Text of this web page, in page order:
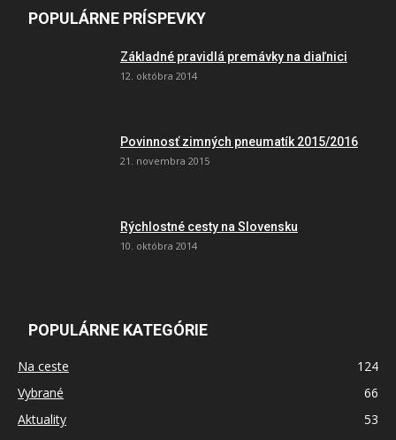
POPULÁRNE PRÍSPEVKY
Základné pravidlá premávky na diaľnici
12. októbra 2014
Povinnosť zimných pneumatík 2015/2016
21. novembra 2015
Rýchlostné cesty na Slovensku
10. októbra 2014
POPULÁRNE KATEGÓRIE
Na ceste
124
Vybrané
66
Aktuality
53